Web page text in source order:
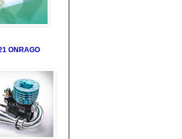
ONRAGO